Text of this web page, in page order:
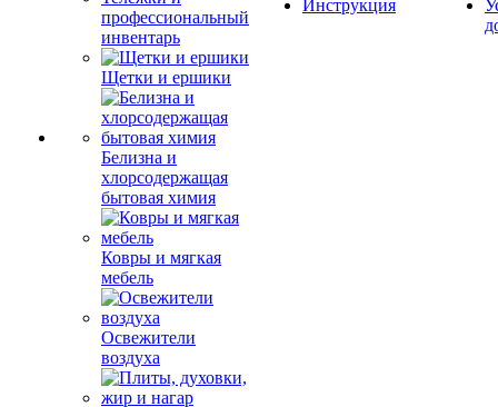
профессиональный
инвентарь
Щетки и ершики
Белизна и
хлорсодержащая
бытовая химия
Ковры и мягкая
мебель
Освежители
воздуха
Инструкция